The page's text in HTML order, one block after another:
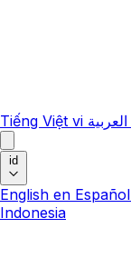
Tiếng Việt vi العربية
id
English en Español
Indonesia